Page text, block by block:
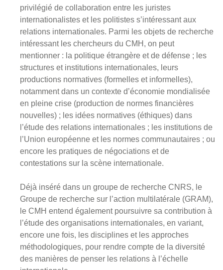
privilégié de collaboration entre les juristes
internationalistes et les politistes s’intéressant aux
relations internationales. Parmi les objets de recherche
intéressant les chercheurs du CMH, on peut
mentionner : la politique étrangère et de défense ; les
structures et institutions internationales, leurs
productions normatives (formelles et informelles),
notamment dans un contexte d’économie mondialisée
en pleine crise (production de normes financières
nouvelles) ; les idées normatives (éthiques) dans
l’étude des relations internationales ; les institutions de
l’Union européenne et les normes communautaires ; ou
encore les pratiques de négociations et de
contestations sur la scène internationale.
Déjà inséré dans un groupe de recherche CNRS, le
Groupe de recherche sur l’action multilatérale (GRAM),
le CMH entend également poursuivre sa contribution à
l’étude des organisations internationales, en variant,
encore une fois, les disciplines et les approches
méthodologiques, pour rendre compte de la diversité
des manières de penser les relations à l’échelle